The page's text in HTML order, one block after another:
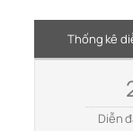
Thống kê
Diễn